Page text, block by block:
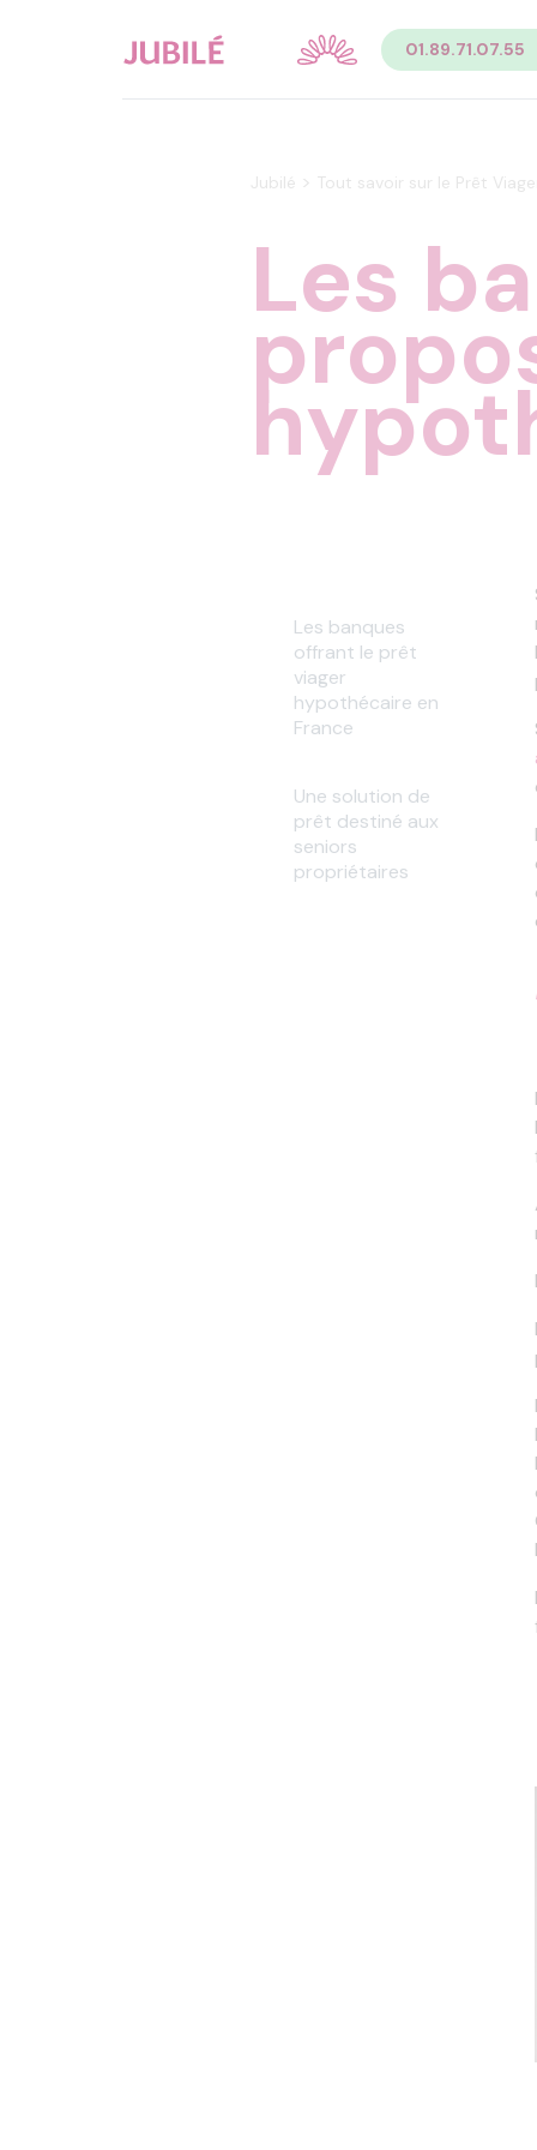
Sommaire du contenu de la page
Menu secondaire Pied de page
01.89.71.07.55
Jubilé Tout savoir sur le Prêt
Les
Les banques
offrant le prêt
viager
hypothécaire en
France
Une solution de
prêt destiné aux
seniors
propriétaires